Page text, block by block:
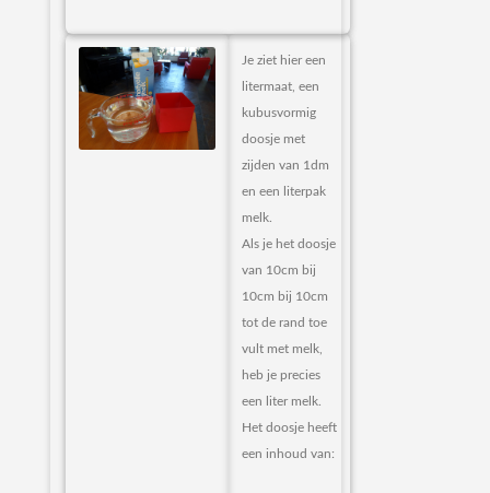
Je ziet hier een
litermaat, een
kubusvormig
doosje met
zijden van 1dm
en een literpak
melk.
Als je het doosje
van 10cm bij
10cm bij 10cm
tot de rand toe
vult met melk,
heb je precies
een liter melk.
Het doosje heeft
een inhoud van: